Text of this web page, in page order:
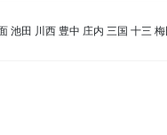
田 川西 豊中 庄内 三国 十三